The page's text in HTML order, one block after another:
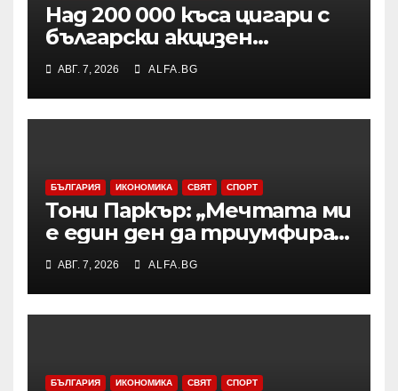
Над 200 000 къса цигари с
български акцизен
бандерол са задържани при
проверка на товарен
автомобил в района на
Видин
АВГ. 7, 2026 ALFA.BG
БЪЛГАРИЯ ИКОНОМИКА СВЯТ СПОРТ
Тони Паркър: „Мечтата ми
е един ден да триумфирам
с АСВЕЛ и да стана
шампион на НБА Европа“
АВГ. 7, 2026 ALFA.BG
БЪЛГАРИЯ ИКОНОМИКА СВЯТ СПОРТ